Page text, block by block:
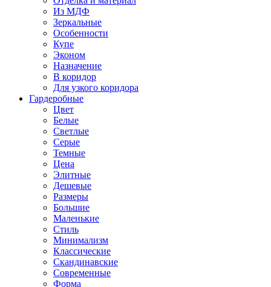
Из МДФ
Зеркальные
Особенности
Купе
Эконом
Назначение
В коридор
Для узкого коридора
Гардеробные
Цвет
Белые
Светлые
Серые
Темные
Цена
Элитные
Дешевые
Размеры
Большие
Маленькие
Стиль
Минимализм
Классические
Скандинавские
Современные
Форма